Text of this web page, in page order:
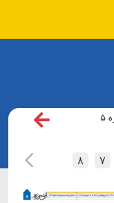
۵
۷ ۸